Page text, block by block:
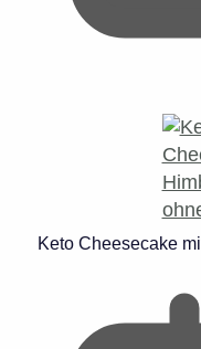
Keto Cheesecake